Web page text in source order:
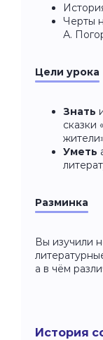
Черты
А.
Цели урока
Знать
сказки
Уметь
Разминка
Вы изучили
а в чём
История